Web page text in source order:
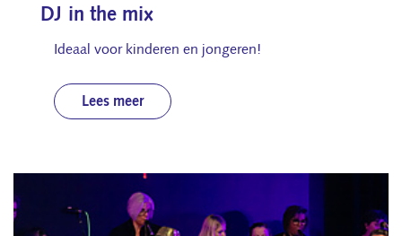
DJ in the mix
Ideaal voor kinderen en jongeren!
Lees meer